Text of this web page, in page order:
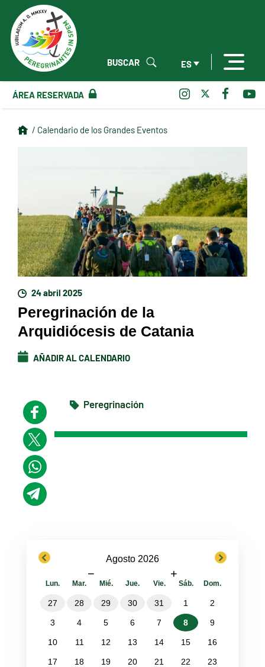
ES
BUSCAR
ÁREA RESERVADA
/ Calendario de los Grandes Eventos
24 abril 2025
Peregrinación de la
Arquidiócesis de Catania
AÑADIR AL CALENDARIO
Peregrinación
previous Agosto 2026
− +
next
Lun. Mar. Mié. Jue. Vie. Sáb. Dom.
27 28 29 30 31 1 2
3 4 5 6 7 8 9
10 11 12 13 14 15 16
17 18 19 20 21 22 23